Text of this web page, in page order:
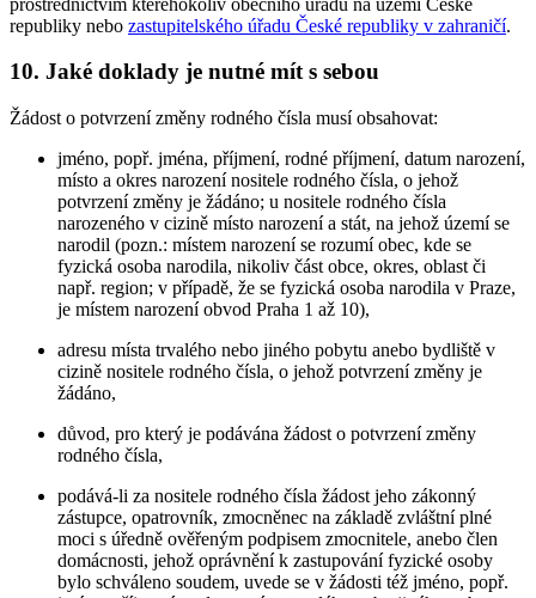
republiky nebo zastupitelského úřadu České republiky v zahraničí.
10. Jaké doklady je nutné mít s sebou
Žádost o potvrzení změny rodného čísla musí obsahovat:
jméno, popř. jména, příjmení, rodné příjmení, datum narození,
místo a okres narození nositele rodného čísla, o jehož
potvrzení změny je žádáno; u nositele rodného čísla
narozeného v cizině místo narození a stát, na jehož území se
narodil (pozn.: místem narození se rozumí obec, kde se
fyzická osoba narodila, nikoliv část obce, okres, oblast či
např. region; v případě, že se fyzická osoba narodila v Praze,
je místem narození obvod Praha 1 až 10),
adresu místa trvalého nebo jiného pobytu anebo bydliště v
cizině nositele rodného čísla, o jehož potvrzení změny je
žádáno,
důvod, pro který je podávána žádost o potvrzení změny
rodného čísla,
podává-li za nositele rodného čísla žádost jeho zákonný
zástupce, opatrovník, zmocněnec na základě zvláštní plné
moci s úředně ověřeným podpisem zmocnitele, anebo člen
domácnosti, jehož oprávnění k zastupování fyzické osoby
bylo schváleno soudem, uvede se v žádosti též jméno, popř.